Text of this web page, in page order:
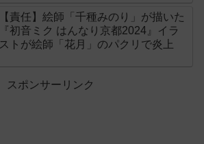
【責任】絵師「千種みのり」が描いた
『初音ミク はんなり京都2024』イラ
ストが絵師「花月」のパクリで炎上
スポンサーリンク